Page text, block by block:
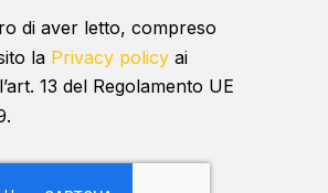
di aver letto, compreso
la Privacy policyai
13 del Regolamento UE